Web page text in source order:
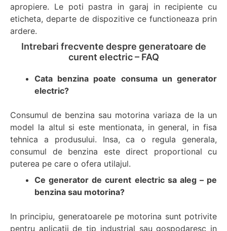
apropiere. Le poti pastra in garaj in recipiente cu
eticheta, departe de dispozitive ce functioneaza prin
ardere.
Intrebari frecvente despre generatoare de
curent electric – FAQ
Cata benzina poate consuma un generator
electric?
Consumul de benzina sau motorina variaza de la un
model la altul si este mentionata, in general, in fisa
tehnica a produsului. Insa, ca o regula generala,
consumul de benzina este direct proportional cu
puterea pe care o ofera utilajul.
Ce generator de curent electric sa aleg – pe
benzina sau motorina?
In principiu, generatoarele pe motorina sunt potrivite
pentru aplicatii de tip industrial sau gospodaresc in